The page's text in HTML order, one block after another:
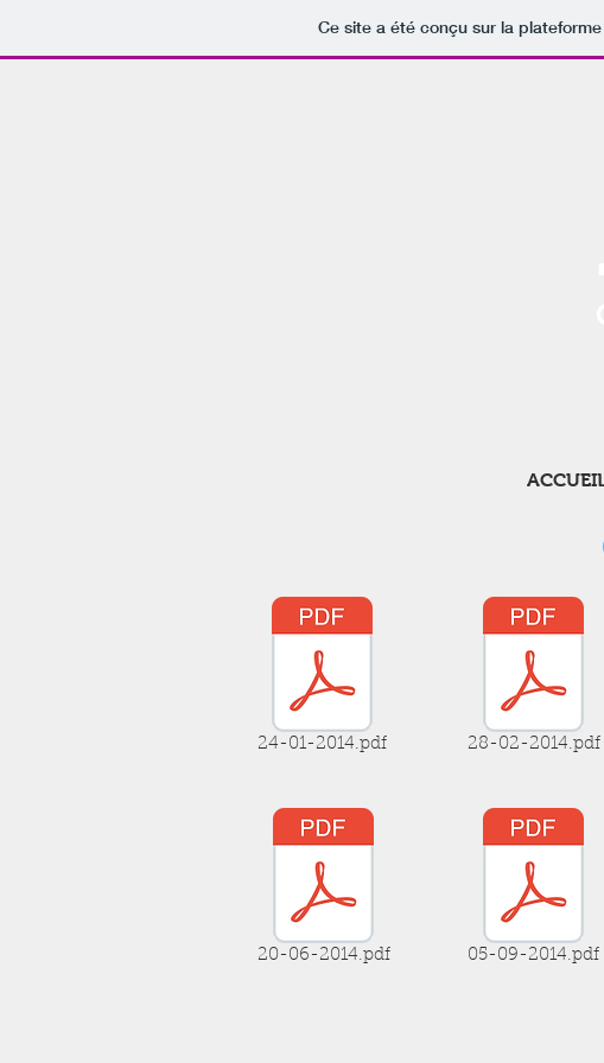
Ce site a été conçu sur la
24-01-2014.pdf
20-06-2014.pdf
28-02-2014.pdf
05-09-2014.pdf